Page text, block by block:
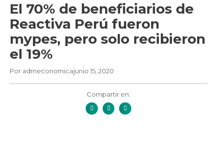
El 70% de beneficiarios de
Reactiva Perú fueron
mypes, pero solo recibieron
el 19%
Por admeconomicajunio 15, 2020
Compartir en: